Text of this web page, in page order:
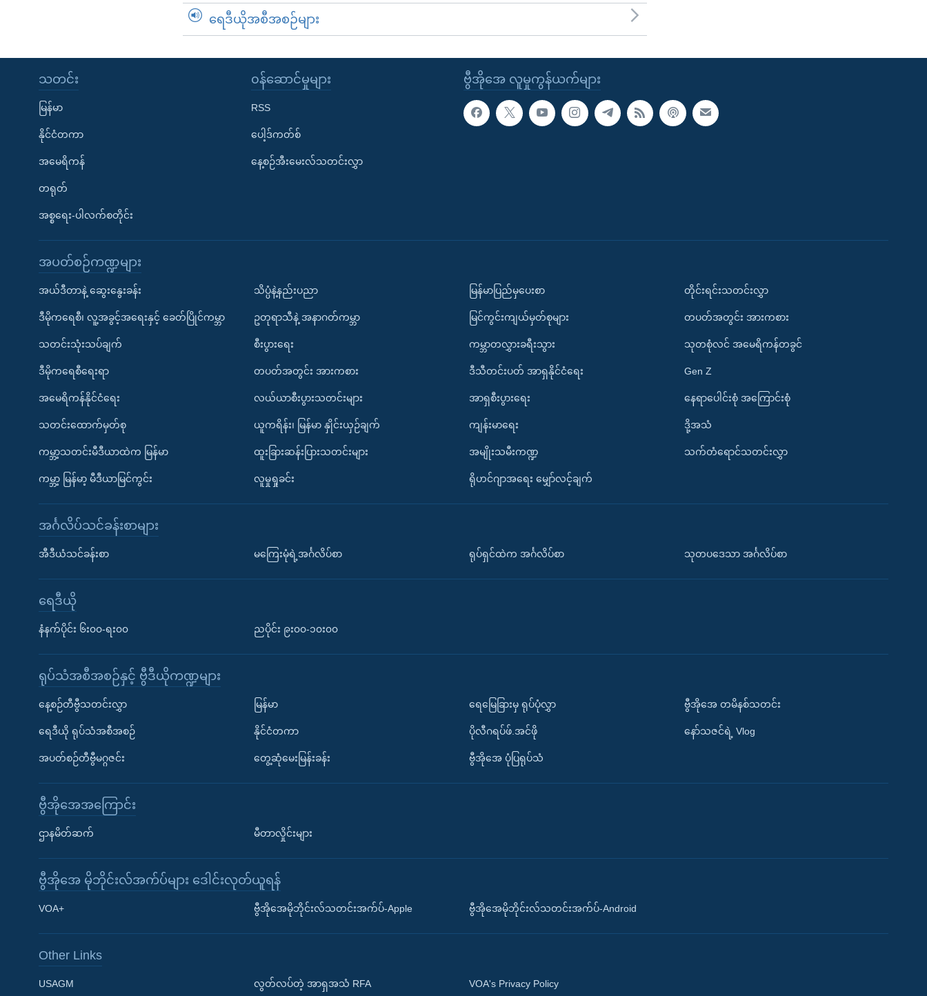
Learning English
ရေဒီယိုအစီအစဉ်များ
ဗွီအိုအေ လူမှုကွန်ယက်များ
သတင်း
မြန်မာ
နိုင်ငံတကာ
အမေရိကန်
တရုတ်
အစ္စရေး-ပါလက်စတိုင်း
၀န်ဆောင်မှုများ
RSS
ပေါ့ဒ်ကတ်စ်
နေ့စဉ်အီးမေးလ်သတင်းလွှာ
အပတ်စဉ်ကဏ္ဍများ
အယ်ဒီတာနဲ့ ဆွေးနွေးခန်း
ဒီမိုကရေစီ၊ လူ့အခွင့်အရေးနှင့် ခေတ်ပြိုင်ကမ္ဘာ
သတင်းသုံးသပ်ချက်
ဒီမိုကရေစီရေးရာ
အမေရိကန်နိုင်ငံရေး
သတင်းထောက်မှတ်စု
ကမ္ဘာ့သတင်းမီဒီယာထဲက မြန်မာ
ကမ္ဘာ့ မြန်မာ့ မီဒီယာမြင်ကွင်း
သိပ္ပံနဲ့နည်းပညာ
ဥတုရာသီနဲ့ အနာဂတ်ကမ္ဘာ
စီးပွားရေး
တပတ်အတွင်း အားကစား
လယ်ယာစီးပွားသတင်းများ
ယူကရိန်း၊ မြန်မာ နှိုင်းယှဉ်ချက်
ထူးခြားဆန်းပြားသတင်းများ
လူမှုရှုခင်း
မြန်မာပြည်မှပေးစာ
မြင်ကွင်းကျယ်မှတ်စုများ
ကမ္ဘာတလွှားခရီးသွား
ဒီသီတင်းပတ် အာရှနိုင်ငံရေး
အာရှစီးပွားရေး
ကျန်းမာရေး
အမျိုးသမီးကဏ္ဍ
ရိုဟင်ဂျာအရေး မျှော်လင့်ချက်
တိုင်းရင်းသတင်းလွှာ
တပတ်အတွင်း အားကစား
သုတစုံလင် အမေရိကန်တခွင်
Gen Z
နေရာပေါင်းစုံ အကြောင်းစုံ
ဒို့အသံ
သက်တံရောင်သတင်းလွှာ
အင်္ဂလိပ်သင်ခန်းစာများ
အီဒီယံသင်ခန်းစာ မကြေးမုံရဲ့အင်္ဂလိပ်စာ ရုပ်ရှင်ထဲက အင်္ဂလိပ်စာ သုတပဒေသာ အင်္ဂလိပ်စာ
ရေဒီယို
နံနက်ပိုင်း ၆း၀၀-ရး၀၀ ညပိုင်း ၉း၀၀-၁၀း၀၀
ရုပ်သံအစီအစဉ်နှင့် ဗွီဒီယိုကဏ္ဍများ
နေ့စဉ်တီဗွီသတင်းလွှာ
ရေဒီယို ရုပ်သံအစီအစဉ်
အပတ်စဉ်တီဗွီမဂ္ဂဇင်း
မြန်မာ
နိုင်ငံတကာ
တွေ့ဆုံမေးမြန်းခန်း
ရေမြေခြားမှ ရုပ်ပုံလွှာ
ပိုလီဂရပ်ဖ်.အင်ဖို
ဗွီအိုအေ ပုံပြရုပ်သံ
ဗွီအိုအေ တမိနစ်သတင်း
နော်သဇင်ရဲ့ Vlog
ဗွီအိုအေအကြောင်း
ဌာနမိတ်ဆက် မီတာလှိုင်းများ
ဗွီအိုအေ မိုဘိုင်းလ်အက်ပ်များ ဒေါင်းလုတ်ယူရန်
VOA+ ဗွီအိုအေမိုဘိုင်းလ်သတင်းအက်ပ်-Apple ဗွီအိုအေမိုဘိုင်းလ်သတင်းအက်ပ်-Android
Other Links
USAGM လွတ်လပ်တဲ့ အာရှအသံ RFA VOA's Privacy Policy